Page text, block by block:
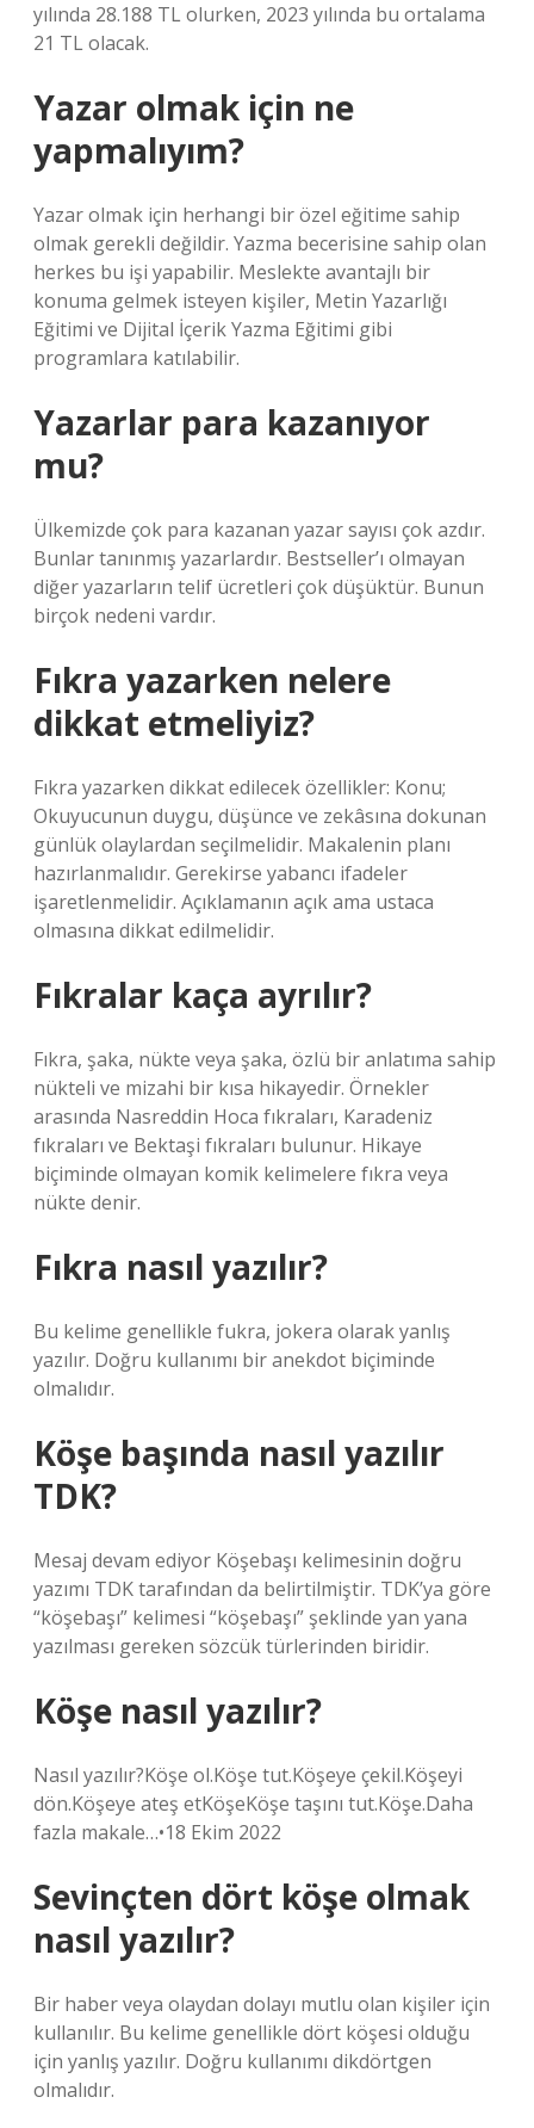
yılında 28.188 TL olurken, 2023 yılında bu ortalama
21 TL olacak.
Yazar olmak için ne
yapmalıyım?
Yazar olmak için herhangi bir özel eğitime sahip
olmak gerekli değildir. Yazma becerisine sahip olan
herkes bu işi yapabilir. Meslekte avantajlı bir
konuma gelmek isteyen kişiler, Metin Yazarlığı
Eğitimi ve Dijital İçerik Yazma Eğitimi gibi
programlara katılabilir.
Yazarlar para kazanıyor
mu?
Ülkemizde çok para kazanan yazar sayısı çok azdır.
Bunlar tanınmış yazarlardır. Bestseller’ı olmayan
diğer yazarların telif ücretleri çok düşüktür. Bunun
birçok nedeni vardır.
Fıkra yazarken nelere
dikkat etmeliyiz?
Fıkra yazarken dikkat edilecek özellikler: Konu;
Okuyucunun duygu, düşünce ve zekâsına dokunan
günlük olaylardan seçilmelidir. Makalenin planı
hazırlanmalıdır. Gerekirse yabancı ifadeler
işaretlenmelidir. Açıklamanın açık ama ustaca
olmasına dikkat edilmelidir.
Fıkralar kaça ayrılır?
Fıkra, şaka, nükte veya şaka, özlü bir anlatıma sahip
nükteli ve mizahi bir kısa hikayedir. Örnekler
arasında Nasreddin Hoca fıkraları, Karadeniz
fıkraları ve Bektaşi fıkraları bulunur. Hikaye
biçiminde olmayan komik kelimelere fıkra veya
nükte denir.
Fıkra nasıl yazılır?
Bu kelime genellikle fukra, jokera olarak yanlış
yazılır. Doğru kullanımı bir anekdot biçiminde
olmalıdır.
Köşe başında nasıl yazılır
TDK?
Mesaj devam ediyor Köşebaşı kelimesinin doğru
yazımı TDK tarafından da belirtilmiştir. TDK’ya göre
“köşebaşı” kelimesi “köşebaşı” şeklinde yan yana
yazılması gereken sözcük türlerinden biridir.
Köşe nasıl yazılır?
Nasıl yazılır?Köşe ol.Köşe tut.Köşeye çekil.Köşeyi
dön.Köşeye ateş etKöşeKöşe taşını tut.Köşe.Daha
fazla makale…•18 Ekim 2022
Sevinçten dört köşe olmak
nasıl yazılır?
Bir haber veya olaydan dolayı mutlu olan kişiler için
kullanılır. Bu kelime genellikle dört köşesi olduğu
için yanlış yazılır. Doğru kullanımı dikdörtgen
olmalıdır.